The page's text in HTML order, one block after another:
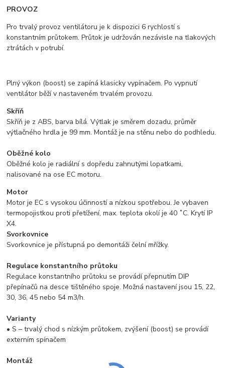
PROVOZ
Pro trvalý provoz ventilátoru je k dispozici 6 rychlostí s
konstantním průtokem. Průtok je udržován nezávisle na tlakových
ztrátách v potrubí.
Plný výkon (boost) se zapíná klasicky vypínačem. Po vypnutí
ventilátor běží v nastaveném trvalém provozu.
Skříň
Skříň je z ABS, barva bílá. Výtlak je směrem dozadu, průměr
výtlačného hrdla je 99 mm. Montáž je na stěnu nebo do podhledu.
Oběžné kolo
Oběžné kolo je radiální s dopředu zahnutými lopatkami,
nalisované na ose EC motoru.
Motor
Motor je EC s vysokou účinností a nízkou spotřebou. Je vybaven
termopojistkou proti přetížení, max. teplota okolí je 40 ˚C. Krytí IP
X4.
Svorkovnice
Svorkovnice je přístupná po demontáži čelní mřížky.
Regulace konstantního průtoku
Regulace konstantního průtoku se provádí přepnutím DIP
přepínačů na desce tištěného spoje. Možná nastavení jsou 15, 22,
30, 36, 45 nebo 54 m3/h.
Varianty
• S – trvalý chod s nízkým průtokem, zvýšení (boost) se provádí
externím spínačem
Montáž